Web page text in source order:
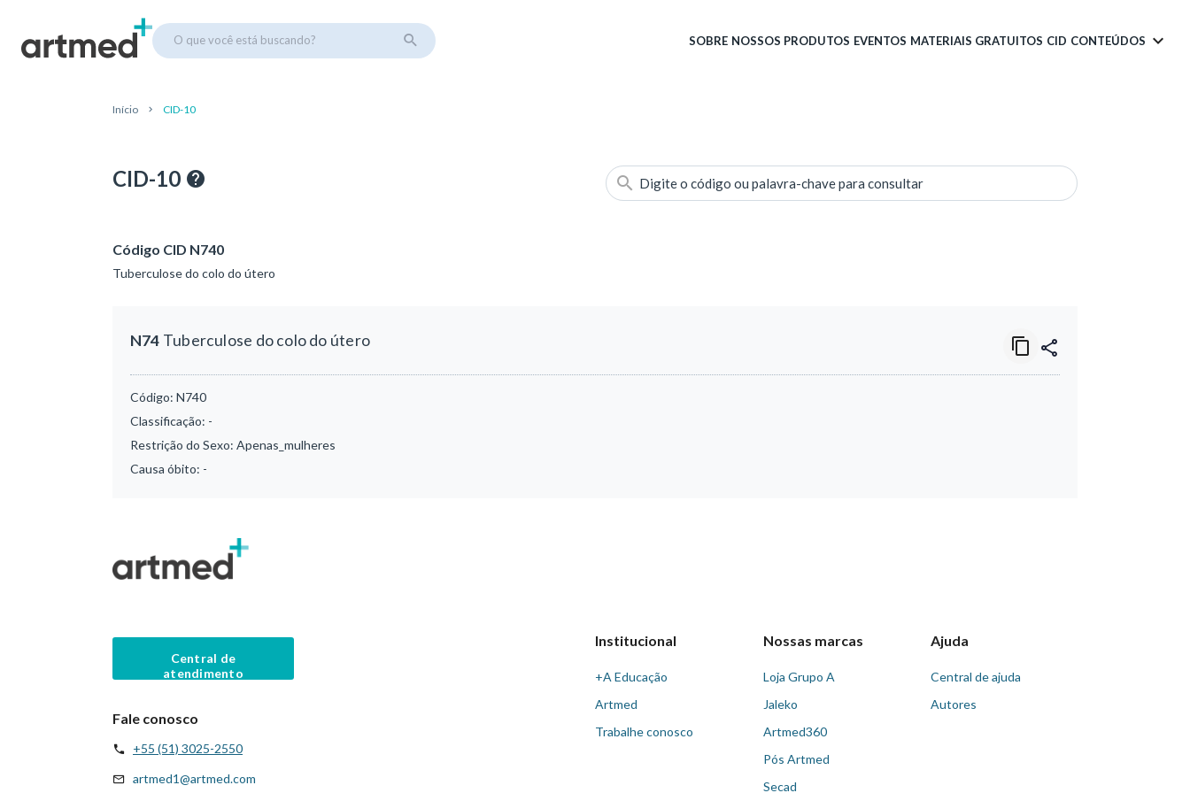
O que você está buscando? SOBRE NOSSOS PRODUTOS EVENTOS MATERIAIS GRATUITOS CID CONTEÚDOS
Início CID-10
CID-10 Digite o código ou palavra-chave para consultar
Código CID N740
Tuberculose do colo do útero
N74 Tuberculose do colo do útero
Código: N740
Classificação: -
Restrição do Sexo: Apenas_mulheres
Causa óbito: -
Central de
atendimento
Fale conosco
+55 (51) 3025-2550
artmed1@artmed.com
Institucional
+A Educação
Artmed
Trabalhe conosco
Nossas marcas
Loja Grupo A
Jaleko
Artmed360
Pós Artmed
Secad
Ajuda
Central de ajuda
Autores